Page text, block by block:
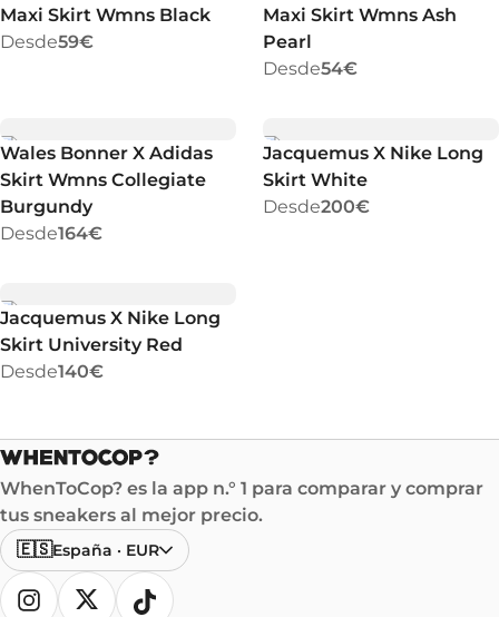
Maxi Skirt Wmns Black
Desde59€
Maxi Skirt Wmns Ash
Pearl
Desde54€
Wales Bonner X Adidas
Skirt Wmns Collegiate
Burgundy
Desde164€
Jacquemus X Nike Long
Skirt White
Desde200€
Jacquemus X Nike Long
Skirt University Red
Desde140€
WhenToCop? es la app n.° 1 para comparar y comprar
tus sneakers al mejor precio.
🇪🇸España · EUR